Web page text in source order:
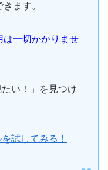
ます。
は一切かかりませ
い！」を見つけ
試してみる！